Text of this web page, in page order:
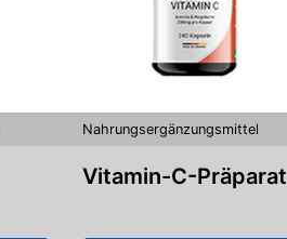
Nahrungsergänzungsmittel
Vitamin-C-Präparat